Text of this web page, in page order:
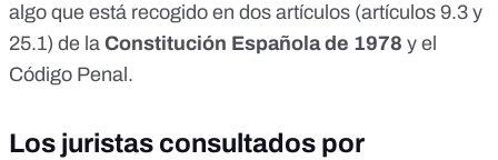
algo que está recogido en dos artículos (artículos 9.3 y
25.1) de la Constitución Española de 1978 y el
Código Penal.
Los juristas consultados por